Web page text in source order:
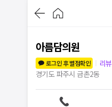
아름담의원
로그인 후 별점확인
리뷰
경기도 파주시 금촌2동